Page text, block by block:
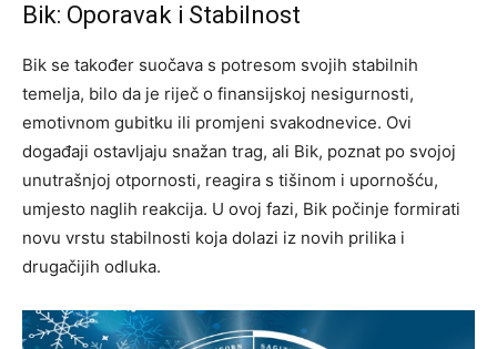
Bik: Oporavak i Stabilnost
Bik se također suočava s potresom svojih stabilnih
temelja, bilo da je riječ o finansijskoj nesigurnosti,
emotivnom gubitku ili promjeni svakodnevice. Ovi
događaji ostavljaju snažan trag, ali Bik, poznat po svojoj
unutrašnjoj otpornosti, reagira s tišinom i upornošću,
umjesto naglih reakcija. U ovoj fazi, Bik počinje formirati
novu vrstu stabilnosti koja dolazi iz novih prilika i
drugačijih odluka.